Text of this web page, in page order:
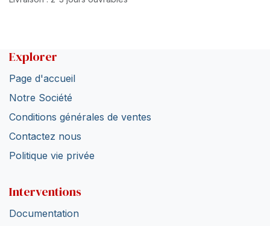
Explorer
Page d'accueil
Notre Société
Conditions générales de ventes
Contactez nous
Politique vie privée
Interventions
Documentation